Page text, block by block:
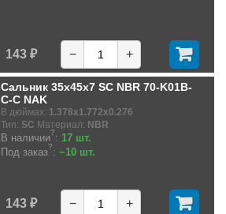
143 ₽ − +
Сальник 35x45x7 SC NBR 70-K01B-
C-C NAK
В дюймах: 1.378x1.772x0.276
Тип: SC Материал: NBR
В наличии?: 17 шт.
Под заказ?: ~10 шт.
143 ₽ − +